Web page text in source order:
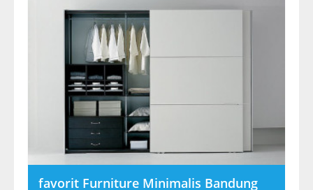
favorit Furniture Minimalis Bandung